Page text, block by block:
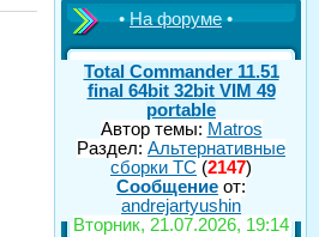
•На форуме•
Total Commander 11.51
final 64bit 32bit VIM 49
portable
Автор темы: Matros
Раздел: Альтернативные
сборки ТС (2147)
Сообщение от:
andrejartyushin
Вторник, 21.07.2026, 19:14